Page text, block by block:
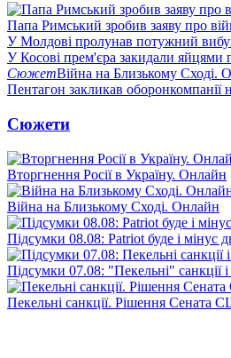
Папа Римський зробив заяву про
У Молдові пролунав потужний
У Косові прем'єра закидали яйцями
СюжетВійна на Близькому Сході.
Пентагон закликав
Сюжети
Вторгнення Росії в Україну. Онлайн
Війна на Близькому Сході. Онлайн
Підсумки 08.08: Patriot буде і мінус
Підсумки 07.08: "Пекельні" санкції
Пекельні санкції. Рішення Сената